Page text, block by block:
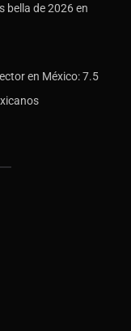
bella de 2026 en
en México: 7.5